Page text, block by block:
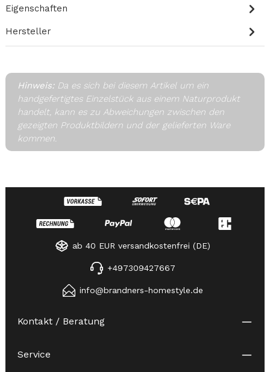
Eigenschaften
Hersteller
Hinweis: Da es sich bei diesem Artikel um ein
handgefertigtes Einzelstück aus einem Naturprodukt
handelt, kann es zu Abweichungen zwischen den
gezeigten Produktbildern und der gelieferten Ware
kommen.
ab 40 EUR versandkostenfrei (DE)
+497309427667
info@brandners-homestyle.de
Kontakt / Beratung
Service